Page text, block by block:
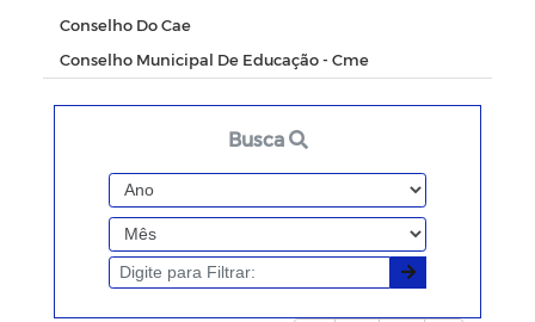
Conselho Do Cae
Conselho Municipal De Educação - Cme
Busca